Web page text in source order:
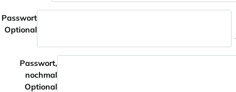
Passwort
Optional
Passwort,
nochmal
Optional